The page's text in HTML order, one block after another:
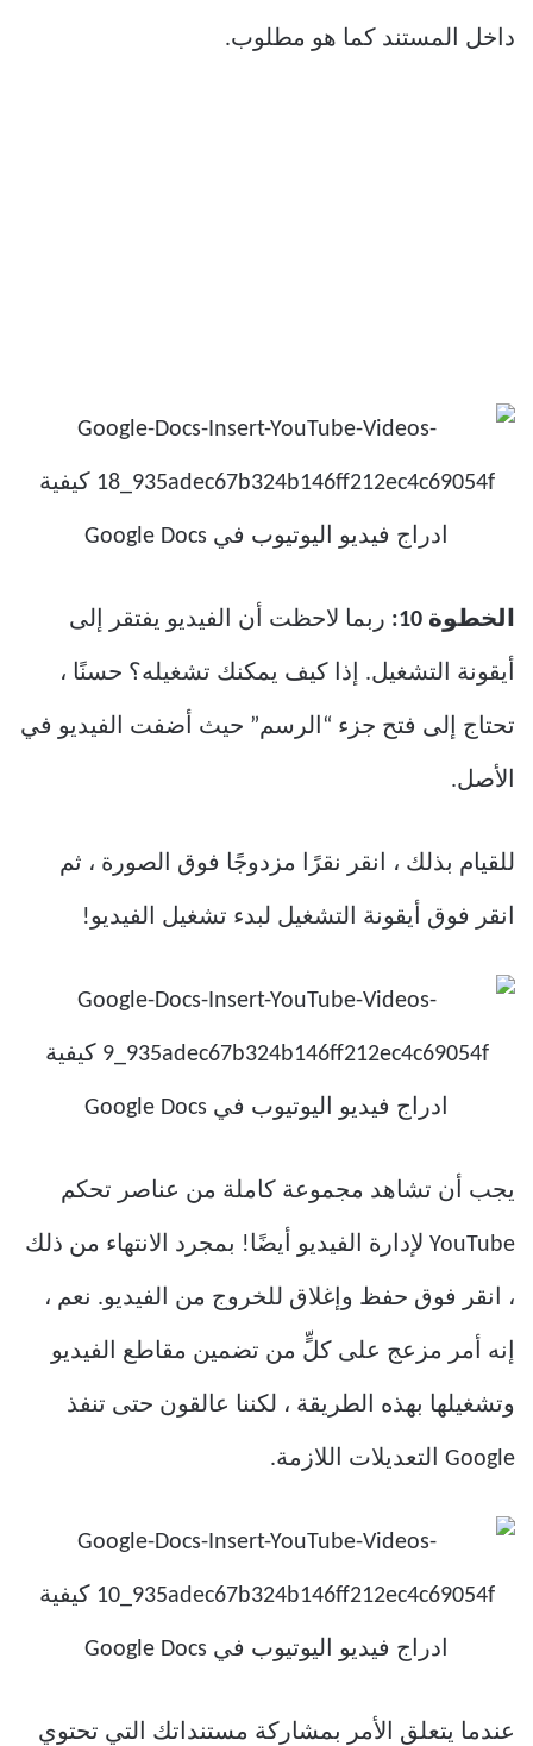
داخل المستند كما هو مطلوب.
الخطوة 10: ربما لاحظت أن الفيديو يفتقر إلى
أيقونة التشغيل. إذا كيف يمكنك تشغيله؟ حسنًا ،
تحتاج إلى فتح جزء “الرسم” حيث أضفت الفيديو في
الأصل.
للقيام بذلك ، انقر نقرًا مزدوجًا فوق الصورة ، ثم
انقر فوق أيقونة التشغيل لبدء تشغيل الفيديو!
يجب أن تشاهد مجموعة كاملة من عناصر تحكم
YouTube لإدارة الفيديو أيضًا! بمجرد الانتهاء من ذلك
، انقر فوق حفظ وإغلاق للخروج من الفيديو. نعم ،
إنه أمر مزعج على كلٍّ من تضمين مقاطع الفيديو
وتشغيلها بهذه الطريقة ، لكننا عالقون حتى تنفذ
Google التعديلات اللازمة.
عندما يتعلق الأمر بمشاركة مستنداتك التي تحتوي